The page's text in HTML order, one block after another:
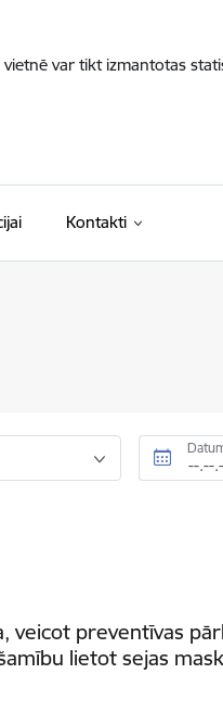
var tikt izmantotas
Kontakti
veicot preventīvas
lietot sejas